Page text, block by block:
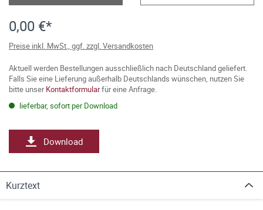
0,00 €*
Preise inkl. MwSt., ggf. zzgl. Versandkosten
Aktuell werden Bestellungen ausschließlich nach Deutschland geliefert.
Falls Sie eine Lieferung außerhalb Deutschlands wünschen, nutzen Sie
bitte unserKontaktformularfür eine Anfrage.
lieferbar, sofort per Download
Download
Kurztext